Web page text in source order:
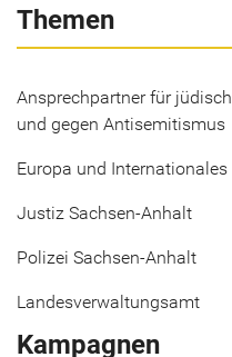
Themen
Ansprechpartner für
und gegen Antisemitismus
Europa und Internationales
Justiz Sachsen-Anhalt
Polizei Sachsen-Anhalt
Landesverwaltungsamt
Kampagnen